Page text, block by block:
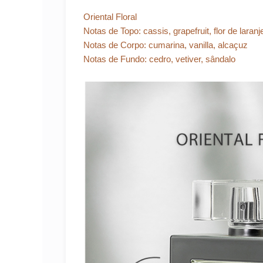
Oriental Floral
Notas de Topo: cassis, grapefruit, flor de
Notas de Corpo: cumarina, vanilla, alcaçuz
Notas de Fundo: cedro, vetiver, sândalo